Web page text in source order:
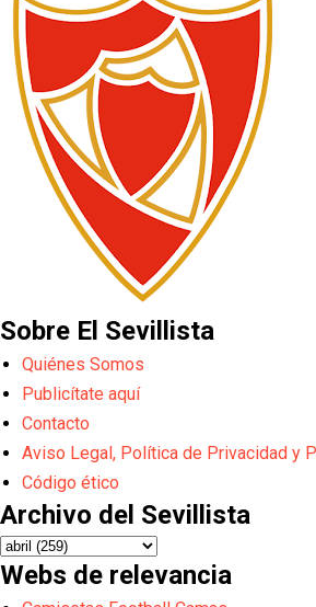
Sobre El Sevillista
Quiénes Somos
Publicítate aquí
Contacto
Aviso Legal, Política de Privacidad y
Código ético
Archivo del Sevillista
Webs de relevancia